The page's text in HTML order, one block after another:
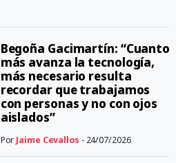
Begoña Gacimartín: “Cuanto
más avanza la tecnología,
más necesario resulta
recordar que trabajamos
con personas y no con ojos
aislados”
PorJaime Cevallos - 24/07/2026